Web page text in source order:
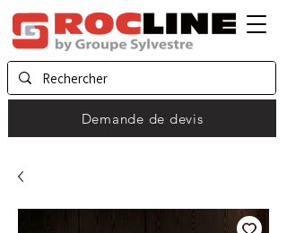
Demande de devis